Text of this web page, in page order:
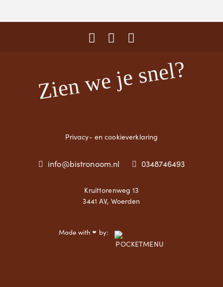
Zien we je snel?
Privacy- en cookieverklaring
info@bistronoom.nl 0348746493
Kruittorenweg 13
3441 AV, Woerden
Made with ❤ by: